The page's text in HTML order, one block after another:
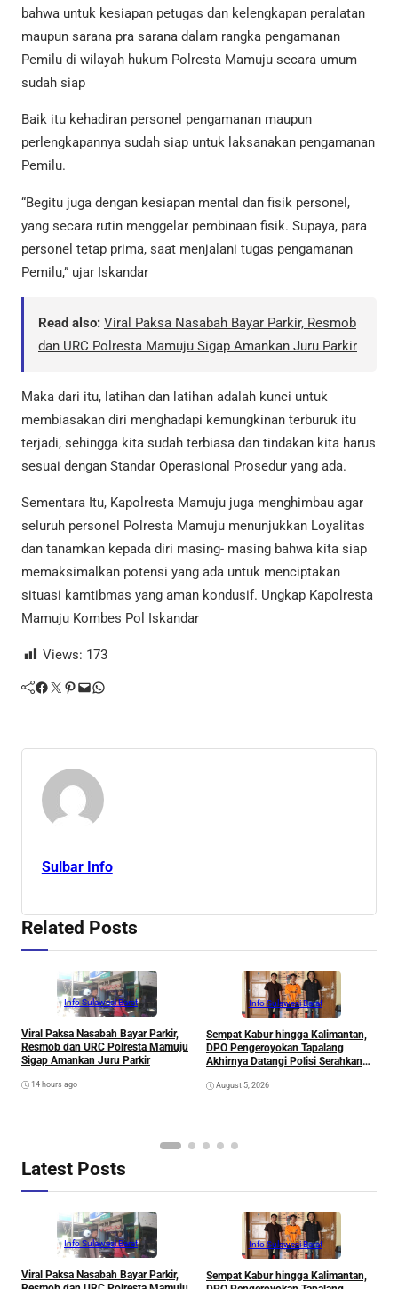
bahwa untuk kesiapan petugas dan kelengkapan peralatan
maupun sarana pra sarana dalam rangka pengamanan
Pemilu di wilayah hukum Polresta Mamuju secara umum
sudah siap
Baik itu kehadiran personel pengamanan maupun
perlengkapannya sudah siap untuk laksanakan pengamanan
Pemilu.
“Begitu juga dengan kesiapan mental dan fisik personel,
yang secara rutin menggelar pembinaan fisik. Supaya, para
personel tetap prima, saat menjalani tugas pengamanan
Pemilu,” ujar Iskandar
Read also: Viral Paksa Nasabah Bayar Parkir, Resmob
dan URC Polresta Mamuju Sigap Amankan Juru Parkir
Maka dari itu, latihan dan latihan adalah kunci untuk
membiasakan diri menghadapi kemungkinan terburuk itu
terjadi, sehingga kita sudah terbiasa dan tindakan kita harus
sesuai dengan Standar Operasional Prosedur yang ada.
Sementara Itu, Kapolresta Mamuju juga menghimbau agar
seluruh personel Polresta Mamuju menunjukkan Loyalitas
dan tanamkan kepada diri masing- masing bahwa kita siap
memaksimalkan potensi yang ada untuk menciptakan
situasi kamtibmas yang aman kondusif. Ungkap Kapolresta
Mamuju Kombes Pol Iskandar
Views: 173
Facebook Twitter Pinterest Mail WhatsApp
Sulbar Info
Related Posts
Info Sulawesi Barat
Viral Paksa Nasabah Bayar Parkir,
Resmob dan URC Polresta Mamuju
Sigap Amankan Juru Parkir
14 hours ago
Info Sulawesi Barat
Sempat Kabur hingga Kalimantan,
DPO Pengeroyokan Tapalang
Akhirnya Datangi Polisi Serahkan
August 5, 2026
Latest Posts
Info Sulawesi Barat
Viral Paksa Nasabah Bayar Parkir,
Info Sulawesi Barat
Sempat Kabur hingga Kalimantan,